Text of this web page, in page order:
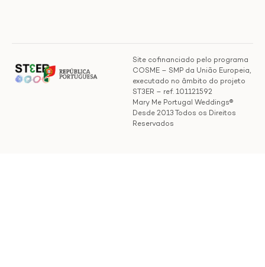
Site cofinanciado pelo programa
COSME – SMP da União Europeia,
executado no âmbito do projeto
ST3ER – ref. 101121592
Mary Me Portugal Weddings®
Desde 2013 Todos os Direitos
Reservados